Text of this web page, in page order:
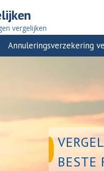
vergelijken
Annuleringsverzekering
BESTE